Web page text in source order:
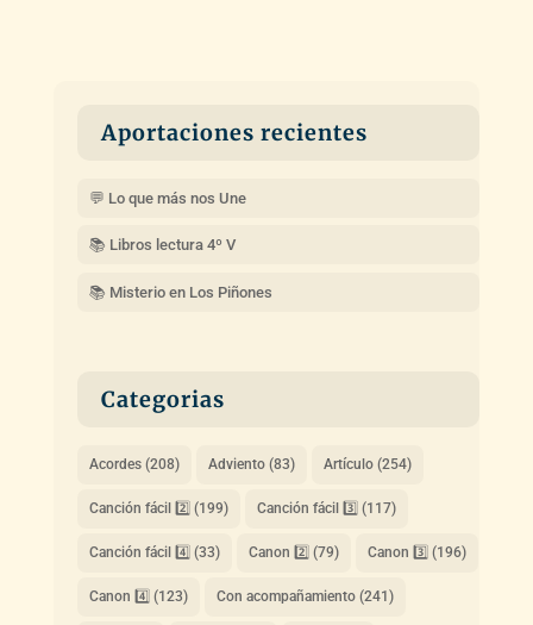
Aportaciones recientes
💬 Lo que más nos Une
📚 Libros lectura 4º V
📚 Misterio en Los Piñones
Categorias
Acordes(208) Adviento(83) Artículo(254)
Canción fácil 2️⃣ (199) Canción fácil 3️⃣ (117)
Canción fácil 4️⃣ (33) Canon 2️⃣ (79) Canon 3️⃣ (196)
Canon 4️⃣ (123) Con acompañamiento(241)